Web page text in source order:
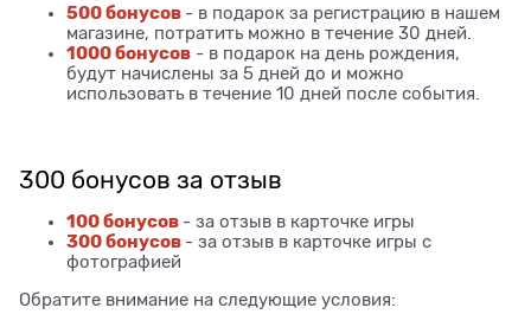
500 бонусов - в подарок за регистрацию в нашем
магазине, потратить можно в течение 30 дней.
1000 бонусов - в подарок на день рождения,
будут начислены за 5 дней до и можно
использовать в течение 10 дней после события.
300 бонусов за отзыв
100 бонусов - за отзыв в карточке игры
300 бонусов - за отзыв в карточке игры с
фотографией
Обратите внимание на следующие условия: